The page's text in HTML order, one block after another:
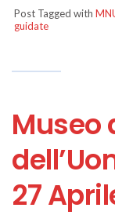
Post Tagged with
guidate
Museo
27